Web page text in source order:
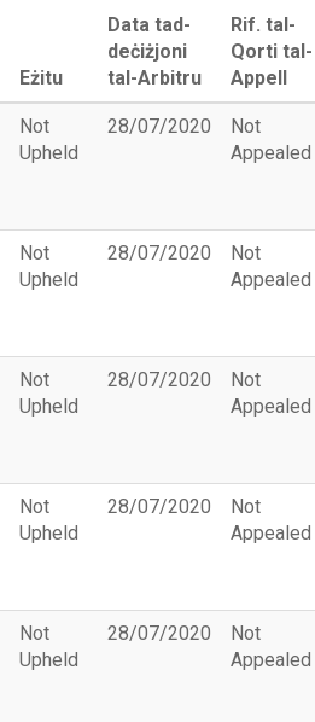
Eżitu
Data tad-
deċiżjoni
tal-Arbitru
Rif. tal-
Qorti tal-
Appell
Not
Upheld
28/07/2020
Not
Appealed
Not
Upheld
28/07/2020
Not
Appealed
Not
Upheld
28/07/2020
Not
Appealed
Not
Upheld
28/07/2020
Not
Appealed
Not
Upheld
28/07/2020
Not
Appealed